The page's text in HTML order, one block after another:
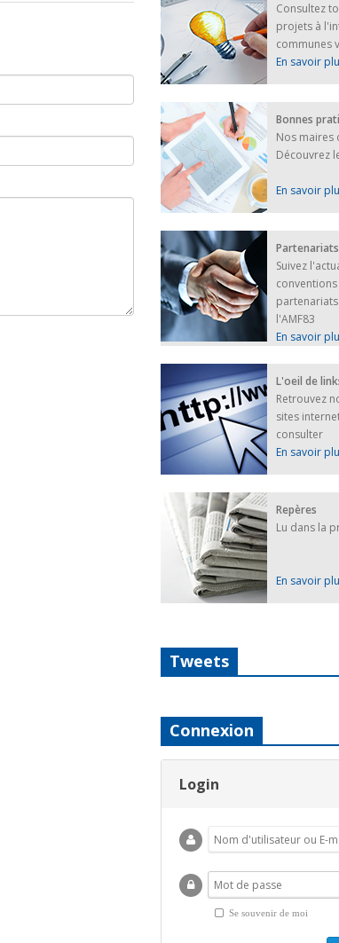
Afin
d’accompagner
au mieux les
réfugiés
ukrainiens arrivés
en France,...
FEUILLETER
Consultez
projets à
communes
En savoir
Bonnes
Nos maires
Découvrez
En savoir
Partenariats
Suivez
l'AMF83
En savoir
L'oeil de
Retrouvez
sites
consulter
En savoir
Repères
Lu dans la
En savoir
Tweets
Connexion
Login
Se souvenir de moi